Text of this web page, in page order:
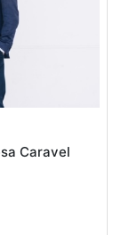
Caravel